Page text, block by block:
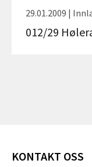
29.01.2009 |
012/29
KONTAKT OSS